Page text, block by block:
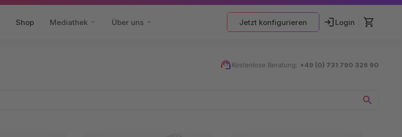
Shop Mediathek Über uns Jetzt konfigurieren Login
Kostenlose Beratung: +49 (0) 731 790 326 90